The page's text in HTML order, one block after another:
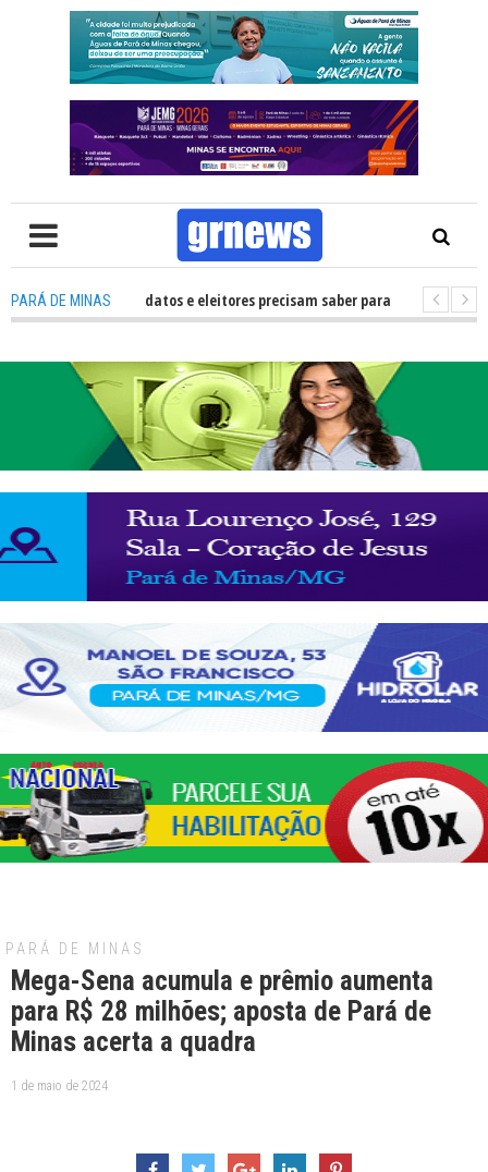
PARÁ DE MINAS
TV: O que candidatos e eleitores precisam saber para não ter problemas
PARÁ DE MINAS
Mega-Sena acumula e prêmio aumenta
para R$ 28 milhões; aposta de Pará de
Minas acerta a quadra
1 de maio de 2024